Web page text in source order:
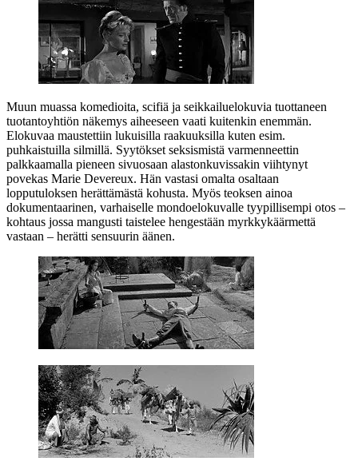
Muun muassa komedioita, scifiä ja seikkailuelokuvia tuottaneen
tuotantoyhtiön näkemys aiheeseen vaati kuitenkin enemmän.
Elokuvaa maustettiin lukuisilla raakuuksilla kuten esim.
puhkaistuilla silmillä. Syytökset seksismistä varmenneettin
palkkaamalla pieneen sivuosaan alastonkuvissakin viihtynyt
povekas Marie Devereux. Hän vastasi omalta osaltaan
lopputuloksen herättämästä kohusta. Myös teoksen ainoa
dokumentaarinen, varhaiselle mondoelokuvalle tyypillisempi otos –
kohtaus jossa mangusti taistelee hengestään myrkkykäärmettä
vastaan – herätti sensuurin äänen.